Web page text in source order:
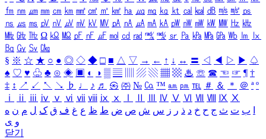
㎙ ㎚ ㎛ ㎜ ㎝ ㎞ ㎟ ㎠ ㎡ ㎢ ㏊ ㎍ ㎎ ㎏ ㏏ ㎈ ㎉ ㏈ ㎧ ㎨ ㎰
㎱ ㎲ ㎳ ㎴ ㎵ ㎶ ㎷ ㎸ ㎹ ㎀ ㎁ ㎂ ㎃ ㎄ ㎺ ㎻ ㎽ ㎾ ㎿ ㎐ ㎑
㎒ ㎓ ㎔ Ω ㏀ ㏁ ㎊ ㎋ ㎌ ㏖ ㏅ ㎭ ㎮ ㎯ ㏛ ㎩ ㎪ ㎫ ㎬ ㏝ ㏐
㏓
㏃ ㏉ ㏜ ㏆
§ ※ ☆ ★ ○ ● ◎ ◇ ◆ □ ■ △ ▽ → ← ↑ ↓ ↔ 〓 ◁ ◀ ▷ ▶ ♤
♠ ♡ ♥ ♧ ♣ ⊙ ◈ ▣ ◐ ◑ ▒ ▤ ▨ ▧ ▦ ▩ ♨ ☏ ☎ ☜ ☞ ¶ †
‡ ↕ ↗ ↙ ↖ ↘ ♭ ♩ ♪ ♬ ㉿ ㈜ № ㏇ ™ ㏂ ㏘ ℡ ＃ ＆ ＊ ＠ ª º
ⅰ
ⅱ ⅲ ⅳ ⅴ ⅵ ⅶ ⅷ ⅸ ⅹ Ⅳ Ⅴ Ⅵ Ⅶ Ⅷ Ⅸ Ⅹ
ب ت ث ج ح خ د ذ ر ز س ش ص ض ط ظ ع غ ف ق ک ل م ن ه
و ی
닫기